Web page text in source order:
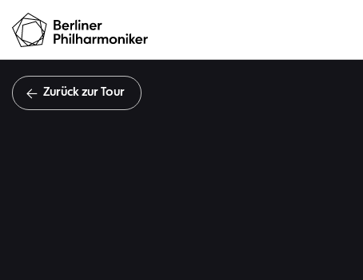
Zurück zur Tour